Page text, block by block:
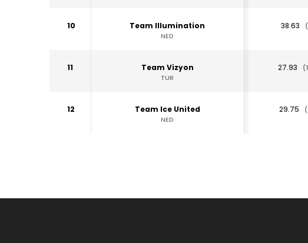
10 Team Illumination
NED
38.63
11 Team Vizyon
TUR
27.93
12 Team Ice United
NED
29.75